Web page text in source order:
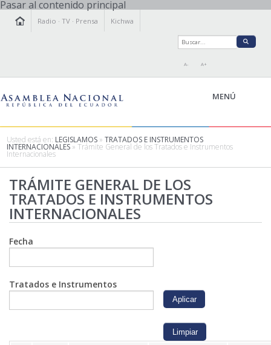
Pasar al contenido principal
Radio ·TV · Prensa Kichwa
A- A+
MENÚ
LEGISLAMOS
FISCALIZAMOS
TRANSPARENCIA
PRENSA
PARTICIPACIÓN
AGENDA
Usted está en: LEGISLAMOS »TRATADOS E INSTRUMENTOS
INTERNACIONALES » Trámite General de los Tratados e Instrumentos
Internacionales
TRÁMITE GENERAL DE LOS
TRATADOS E INSTRUMENTOS
INTERNACIONALES
Fecha
Tratados e Instrumentos